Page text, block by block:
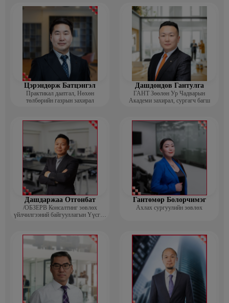
Цэрэндорж Батцэнгэл
Практикал даатгал, Нөхөн
төлбөрийн газрын захирал
Дашдондов Гантулга
ГАНТ Зөөлөн Ур Чадварын
Академи захирал, сургагч багш
Дашдаржаа Отгонбат
/ОБЗЕРВ Консалтинг зөвлөх
үйлчилгээний байгууллагын Үүсгэн
Гантөмөр Болорчимэг
Ахлах сургуулийн зөвлөх